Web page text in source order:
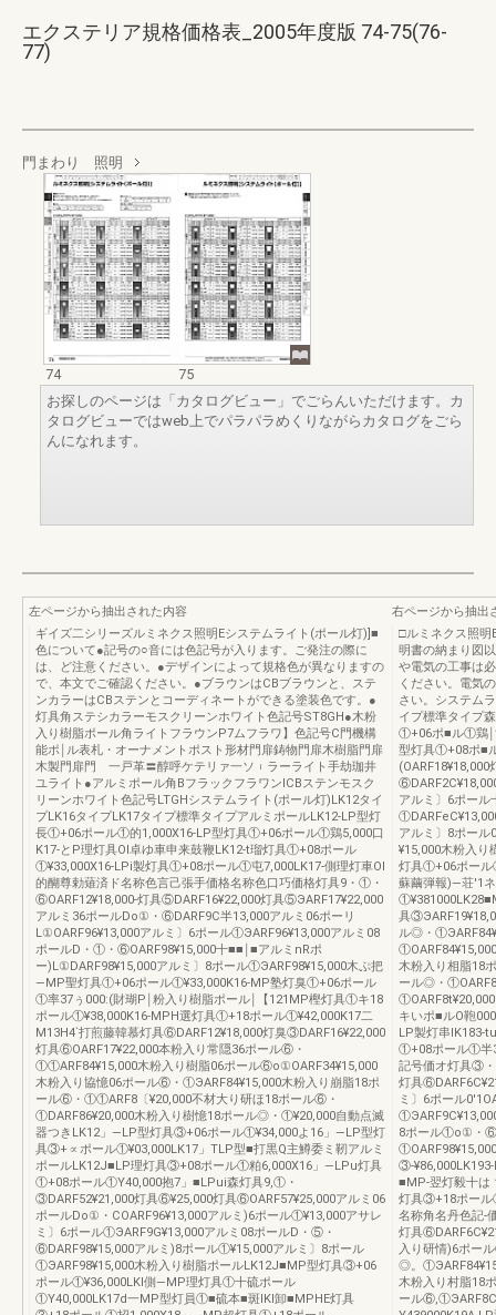
エクステリア規格価格表_2005年度版 74-75(76-
77)
門まわり 照明
74
75
お探しのページは「カタログビュー」でごらんいただけます。カ
タログビューではweb上でパラパラめくりながらカタログをごら
んになれます。
左ページから抽出された内容
ギイズ二シリーズルミネクス照明Eシステムライト(ポール灯)]■
色について●記号の○音には色記号が入ります。ご発注の際に
は、ど注意ください。●デザインによって規格色が異なりますの
で、本文でご確認ください。●ブラウンはCBブラウンと、ステ
ンカラーはCBステンとコーディネートができる塗装色です。●
灯具角ステシカラーモスクリーンホワイト色記号ST8GH●木粉
入り樹脂ポール角ライトフラウンP7ムフラワ】色記号C門機構
能ポ￨ル表札・オーナメントポスト形材門扉鋳物門扉木樹脂門扉
木製門扉門 一戸革〓醇呼ケテリァ一ソ︲ラーライト手劫珈井
ユライト●アルミポール角BフラックフラワンICBステンモスク
リーンホワイト色記号LTGHシステムライト(ポール灯)LK12タイ
プLK16タイプLK17タイプ標準タイプアルミポールLK12-LP型灯
長①+06ポール①的1,000X16-LP型灯具①+06ポール①鶏5,000口
K17-とP理灯具OI卓ゆ車申来鼓鞭LK12-t瑠灯具①+08ポール
①¥33,000X16-LPi製灯具①+08ポール①屯7,000LK17-側理灯車OI
的醐尊勅薙済ド名称色言己張手価格名称色口巧価格灯具9・①・
⑥OARF12¥18,000‐灯具⑤DARF16¥22,000灯具⑤ЭARF17¥22,000
アルミ36ポールDo①・⑥DARF9C半13,000アルミ06ポーリ
L①OARF96¥13,000アルミ〕6ポール①ЭARF96¥13,000アルミ08
ポールD・①・⑥OARF98¥15,000十■■￨■アルミnRポ
ー)L①DARF98¥15,000アルミ〕8ポール①ЭARF98¥15,000木ぷ把
―MP聖灯具①+06ポール①¥33,000K16-MP塾灯臭①+06ポール
①率37ぅ000:(財瑚P￨粉入り樹脂ポール￨【121MP樫灯具①キ18
ポール①¥38,000K16-MPH選灯具①+18ポール①¥42,000K17二
M13H4`打煎藤韓慕灯具⑥DARF12¥18,000灯臭③DARF16¥22,000
灯具⑥OARF17¥22,000本粉入り常隠36ポール⑥・
①①ARF84¥15,000木粉入り樹脂06ポール⑥o①OARF34¥15,000
木粉入り協憶06ポール⑥・①ЭARF84¥15,000木粉入り崩脂18ポ
ール⑥・①①ARF8〔¥20,000不材大り研ほ18ポール⑥・
①DARF86¥20,000木粉入り樹憶18ポール◎・①¥20,000自動点滅
器つきLK12」―LP型灯具③+06ポール①¥34,000よ16」―LP型灯
具③+∝ポール①¥03,000LK17」TLP型■打黒Q主鱒委ミ靭アルミ
ポールLK12J■LP理灯具③+08ポール①粕6,000X16」―LPu灯具
①+08ポール①Y40,000抱7」■LPui森灯具9,①・
③DARF52¥21,000灯具⑥¥25,000灯具⑥OARF57¥25,000アルミ06
ポールDo①・COARF96¥13,000アルミ)6ポール①¥13,000アサレ
ミ〕6ポール①ЭARF9G¥13,000アルミ08ポールD・⑤・
⑥DARF98¥15,000アルミ)8ポール①¥15,000アルミ〕8ポール
①ЭARF98¥15,000木粉入り樹脂ポールLK12J■MP型灯具③+06
ポール①¥36,000LKl側―MP理灯具①十硫ポール
①Y40,000LK17d一MP型灯員①■硫本■斑IKl卸■MPHE灯具
右ページから抽出
□ルミネクス照明
明書の納まり図
や電気の工事は
ください。電気
さい。システム
イプ標準タイプ
①+06ポ■ル①鶏￨
型灯具①+08ポ■
アルミ〕6ポール
アルミ〕8ポー
¥15,000木粉入り
灯具①+06ポール
蘇繭弾報)―荘'1
具
ル◎・
木粉入り相脂18
ール◎・
キいポ■ルO鞄
LP製灯串IK183-
①+08ポール①半
記号価オ灯具③
灯具
ミ〕6ポール
8ポール①o①・
■MP‐翌灯毅十
灯具③+18ポール
名称角名丹色記‐
灯具
入り研情)6ポー
◎。
木粉入り村脂18
ール